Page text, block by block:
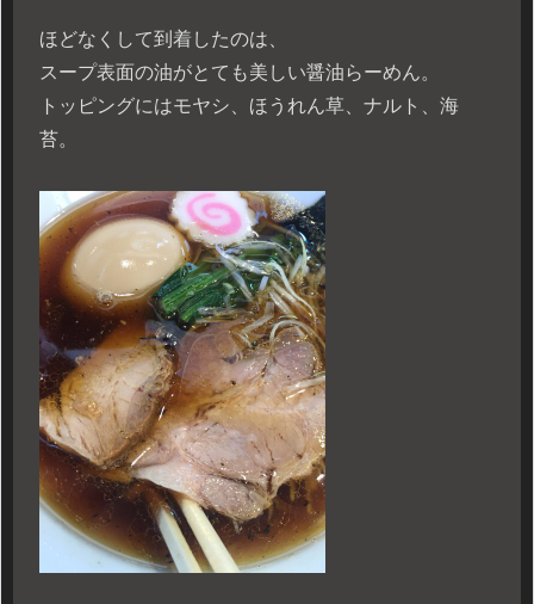
ほどなくして到着したのは、
スープ表面の油がとても美しい醤油らーめん。
トッピングにはモヤシ、ほうれん草、ナルト、海
苔。